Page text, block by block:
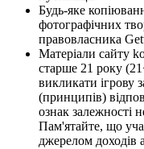
Будь-яке
фотографічних
правовласника
Матеріали сайту
старше 21 року
викликати ігрову
(принципів)
ознак залежності
Пам'ятайте, що
джерелом доходів